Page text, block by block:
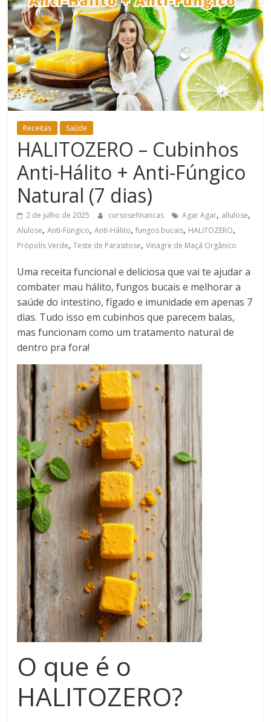
Estar
Receitas Saúde
HALITOZERO – Cubinhos
Anti-Hálito + Anti-Fúngico
Natural (7 dias)
2 de julho de 2025 cursosefinancas Agar Agar, allulose,
Alulose,Anti-Fúngico,Anti-Hálito,fungos bucais, HALITOZERO,
Própolis Verde,Teste de Parasitose,Vinagre de Maçã Orgânico
Uma receita funcional e deliciosa que vai te ajudar a
combater mau hálito, fungos bucais e melhorar a
saúde do intestino, fígado e imunidade em apenas 7
dias. Tudo isso em cubinhos que parecem balas,
mas funcionam como um tratamento natural de
dentro pra fora!
O que é o
HALITOZERO?